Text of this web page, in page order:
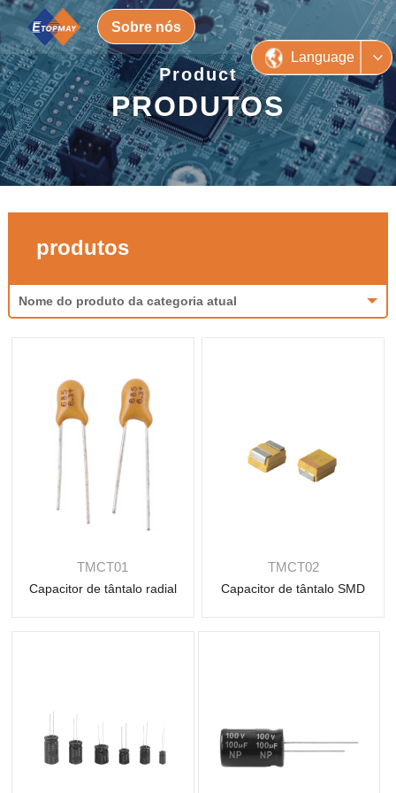
Sobre nós
Language
Product
PRODUTOS
produtos
Nome do produto da categoria atual
TMCT01
Capacitor de tântalo radial
Consulte
Mais
informação TMCT02
Capacitor de tântalo SMD
informação